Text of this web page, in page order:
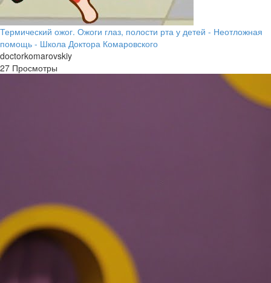
Термический ожог. Ожоги глаз, полости рта у детей - Неотложная
помощь - Школа Доктора Комаровского
doctorkomarovskiy
27 Просмотры